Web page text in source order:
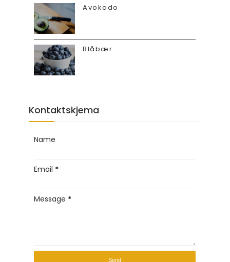
Avokado
Blåbær
Kontaktskjema
Name
Email *
Message *